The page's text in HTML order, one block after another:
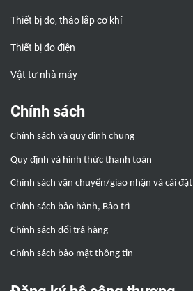
Thiết bị đo, tháo lắp cơ khí
Thiết bị đo điện
Vật tư nhà máy
Chính sách
Chính sách và quy định chung
Quy định và hình thức thanh toán
Chính sách vận chuyển/giao nhận và cài đặt
Chính sách bảo hành, Bảo trì
Chính sách đổi trả hàng
Chính sách bảo mật thông tin